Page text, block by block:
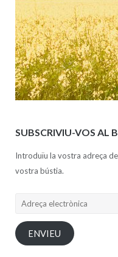
SUBSCRIVIU-VOS AL
Introduïu la vostra adreça
vostra bústia.
Adreça
ENVIEU